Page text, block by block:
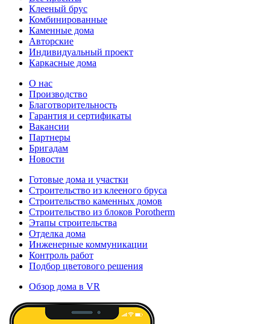
Клееный брус
Комбинированные
Каменные дома
Авторские
Индивидуальный проект
Каркасные дома
О нас
Производство
Благотворительность
Гарантия и сертификаты
Вакансии
Партнеры
Бригадам
Новости
Готовые дома и участки
Строительство из клееного бруса
Строительство каменных домов
Строительство из блоков Porotherm
Этапы строительства
Отделка дома
Инженерные коммуникации
Контроль работ
Подбор цветового решения
Обзор дома в VR